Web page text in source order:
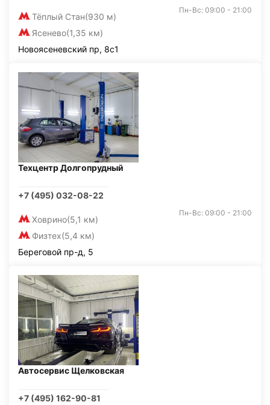
Тёплый Стан(930 м)
Ясенево(1,35 км)
Пн-Вс: 09:00 - 21:00
Новоясеневский пр, 8с1
Техцентр Долгопрудный
+7 (495) 032-08-22
Ховрино(5,1 км)
Физтех(5,4 км)
Пн-Вс: 09:00 - 21:00
Береговой пр-д, 5
Автосервис Щелковская
+7 (495) 162-90-81